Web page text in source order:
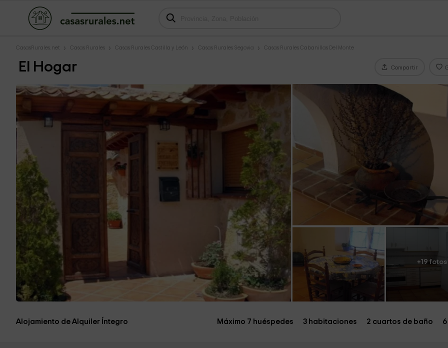
CasasRurales.net Casas Rurales Casas Rurales Castilla y León Casas Rurales Segovia Casas Rurales Cabanillas Del Monte
El Hogar Compartir
+19 fotos
Alojamiento de Alquiler Íntegro Máximo 7 huéspedes 3 habitaciones 2 cuartos de baño